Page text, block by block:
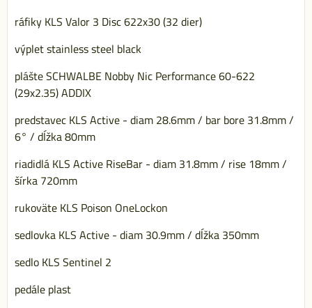
ráfiky KLS Valor 3 Disc 622x30 (32 dier)
výplet stainless steel black
plášte SCHWALBE Nobby Nic Performance 60-622
(29x2.35) ADDIX
predstavec KLS Active - diam 28.6mm / bar bore 31.8mm /
6° / dĺžka 80mm
riadidlá KLS Active RiseBar - diam 31.8mm / rise 18mm /
šírka 720mm
rukoväte KLS Poison OneLockon
sedlovka KLS Active - diam 30.9mm / dĺžka 350mm
sedlo KLS Sentinel 2
pedále plast